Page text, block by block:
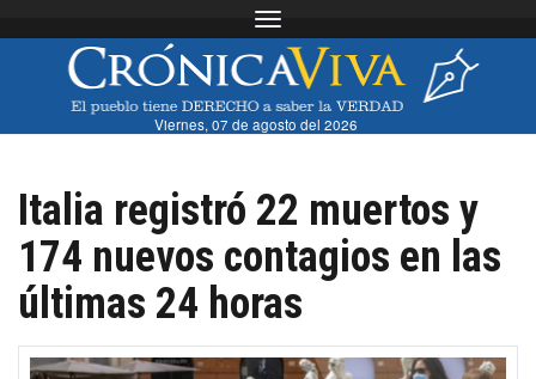
Toggle navigation
Viernes, 07 de agosto del 2026
Italia registró 22 muertos y
174 nuevos contagios en las
últimas 24 horas